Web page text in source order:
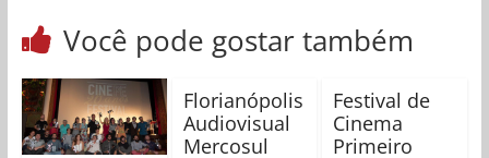
Você pode gostar também
Florianópolis
Audiovisual
Mercosul
Festival de
Cinema
Primeiro